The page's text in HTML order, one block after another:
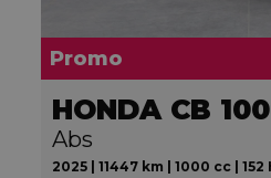
Promo
HONDA CB
Abs
2025 | 11447 km | 1000 cc | 152